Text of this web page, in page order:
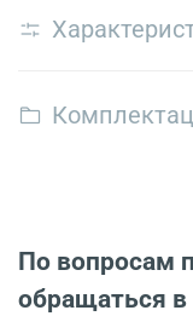
По вопросам
обращаться